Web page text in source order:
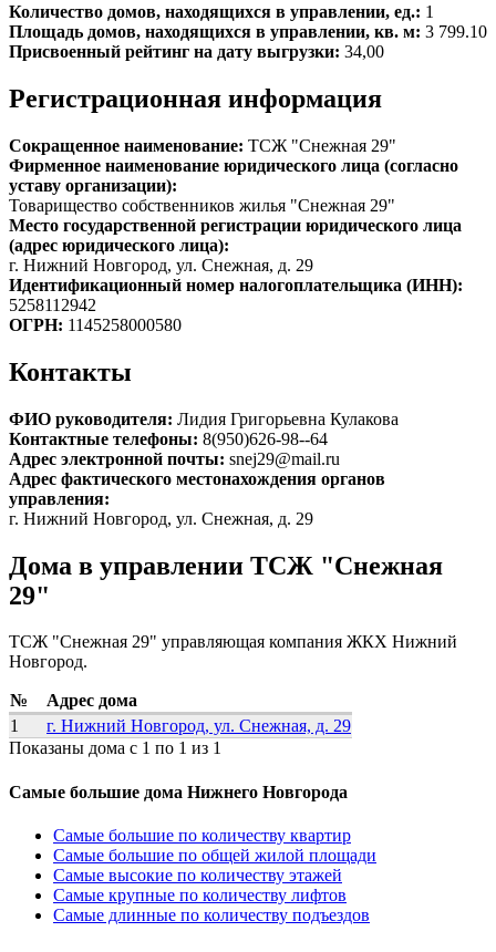
Количество домов, находящихся в управлении, ед.: 1
Площадь домов, находящихся в управлении, кв. м: 3 799.10
Присвоенный рейтинг на дату выгрузки: 34,00
Регистрационная информация
Сокращенное наименование: ТСЖ "Снежная 29"
Фирменное наименование юридического лица (согласно
уставу организации):
Товарищество собственников жилья "Снежная 29"
Место государственной регистрации юридического лица
(адрес юридического лица):
г. Нижний Новгород, ул. Снежная, д. 29
Идентификационный номер налогоплательщика (ИНН):
5258112942
ОГРН: 1145258000580
Контакты
ФИО руководителя: Лидия Григорьевна Кулакова
Контактные телефоны: 8(950)626-98--64
Адрес электронной почты: snej29@mail.ru
Адрес фактического местонахождения органов
управления:
г. Нижний Новгород, ул. Снежная, д. 29
Дома в управлении ТСЖ "Снежная
29"
ТСЖ "Снежная 29" управляющая компания ЖКХ Нижний
Новгород.
№
Адрес дома
1
г. Нижний Новгород, ул. Снежная, д. 29
Показаны дома с 1 по 1 из 1
Самые большие дома Нижнего Новгорода
Самые большие по количеству квартир
Самые большие по общей жилой площади
Самые высокие по количеству этажей
Самые крупные по количеству лифтов
Самые длинные по количеству подъездов